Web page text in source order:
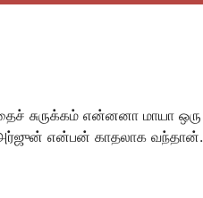
சுருக்கம் என்னனா மாயா ஒரு
என்பன் காதலாக வந்தான்.